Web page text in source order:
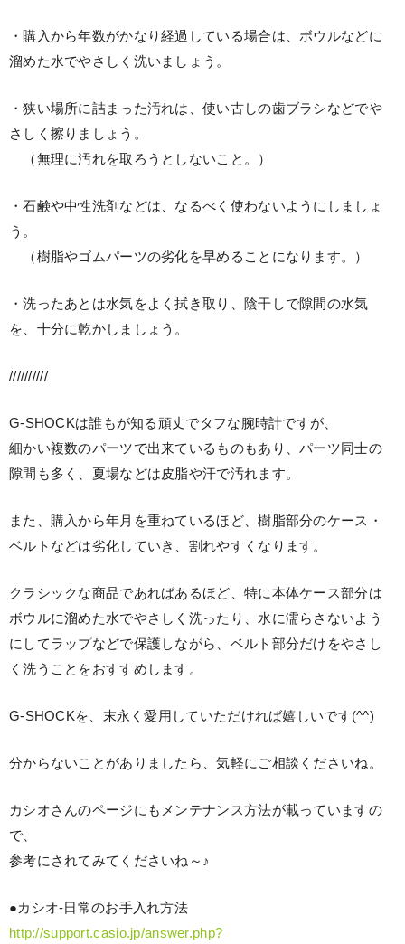
・購入から年数がかなり経過している場合は、ボウルなどに
溜めた水でやさしく洗いましょう。
・狭い場所に詰まった汚れは、使い古しの歯ブラシなどでや
さしく擦りましょう。
（無理に汚れを取ろうとしないこと。）
・石鹸や中性洗剤などは、なるべく使わないようにしましょ
う。
（樹脂やゴムパーツの劣化を早めることになります。）
・洗ったあとは水気をよく拭き取り、陰干しで隙間の水気
を、十分に乾かしましょう。
//////////
G-SHOCKは誰もが知る頑丈でタフな腕時計ですが、
細かい複数のパーツで出来ているものもあり、パーツ同士の
隙間も多く、夏場などは皮脂や汗で汚れます。
また、購入から年月を重ねているほど、樹脂部分のケース・
ベルトなどは劣化していき、割れやすくなります。
クラシックな商品であればあるほど、特に本体ケース部分は
ボウルに溜めた水でやさしく洗ったり、水に濡らさないよう
にしてラップなどで保護しながら、ベルト部分だけをやさし
く洗うことをおすすめします。
G-SHOCKを、末永く愛用していただければ嬉しいです(^^)
分からないことがありましたら、気軽にご相談くださいね。
カシオさんのページにもメンテナンス方法が載っていますの
で、
参考にされてみてくださいね～♪
●カシオ-日常のお手入れ方法
http://support.casio.jp/answer.php?